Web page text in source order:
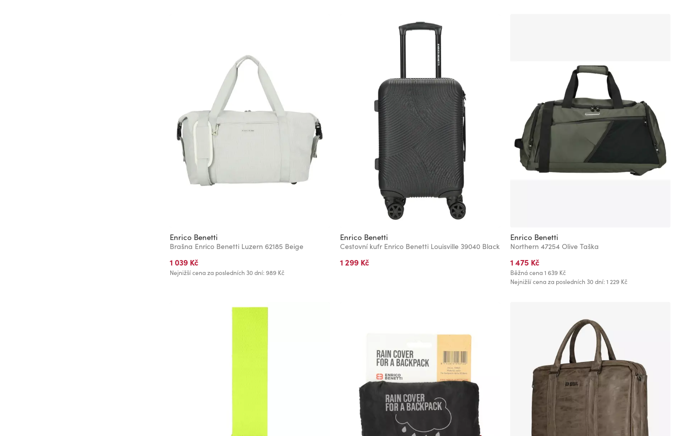
Enrico Benetti
Brašna Enrico Benetti Luzern 62185 Beige
1 039 Kč
Nejnižší cena za posledních 30 dní: 989 Kč
Enrico Benetti
Cestovní kufr Enrico Benetti Louisville 39040 Black
1 299 Kč
Enrico Benetti
Northern 47254 Olive Taška
1 475 Kč
Běžná cena1 639 Kč
Nejnižší cena za posledních 30 dní: 1 229 Kč